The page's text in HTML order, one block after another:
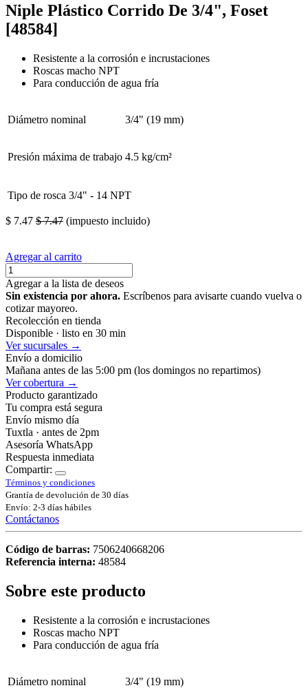
Niple Plástico Corrido De 3/4", Foset
[48584]
Resistente a la corrosión e incrustaciones
Roscas macho NPT
Para conducción de agua fría
Diámetro nominal 3/4" (19 mm)
Presión máxima de trabajo 4.5 kg/cm²
Tipo de rosca 3/4" - 14 NPT
$ 7.47 $7.47 (impuesto incluido)
Agregar al carrito
Agregar a la lista de deseos
Sin existencia por ahora. Escríbenos para avisarte cuando vuelva o
cotizar mayoreo.
Recolección en tienda
Disponible · listo en 30 min
Ver sucursales →
Envío a domicilio
Mañana antes de las 5:00 pm (los domingos no repartimos)
Ver cobertura →
Producto garantizado
Tu compra está segura
Envío mismo día
Tuxtla · antes de 2pm
Asesoría WhatsApp
Respuesta inmediata
Compartir:
Términos y condiciones
Grantía de devolución de 30 días
Envío: 2-3 días hábiles
Contáctanos
Código de barras: 7506240668206
Referencia interna: 48584
Sobre este producto
Resistente a la corrosión e incrustaciones
Roscas macho NPT
Para conducción de agua fría
Diámetro nominal 3/4" (19 mm)